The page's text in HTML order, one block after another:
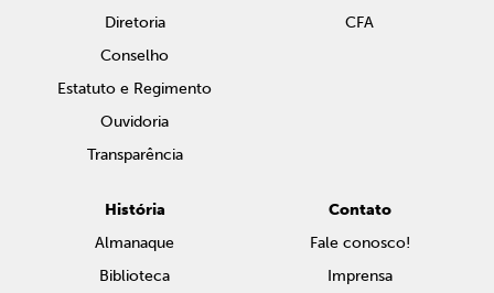
Diretoria
Conselho
Estatuto e Regimento
Ouvidoria
Transparência
CFA
História
Almanaque
Biblioteca
Contato
Fale conosco!
Imprensa